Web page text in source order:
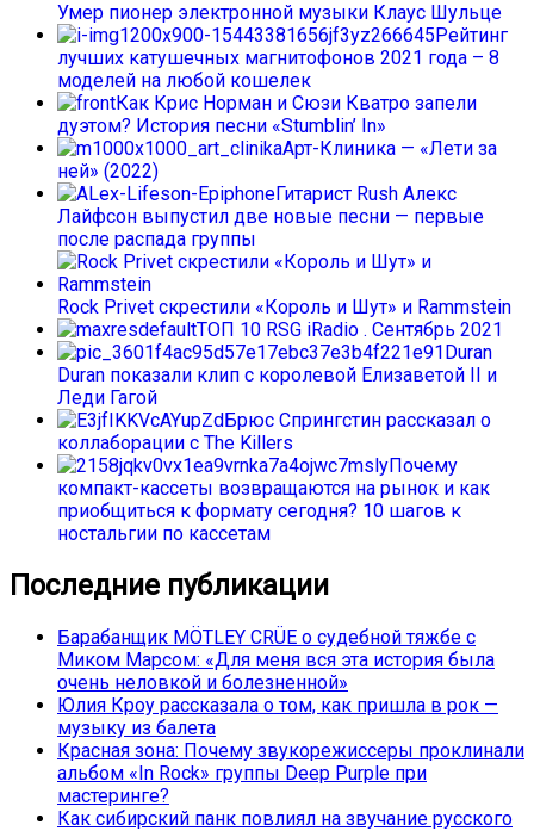
Умер пионер электронной музыки Клаус Шульце
Рейтинг
лучших катушечных магнитофонов 2021 года – 8
моделей на любой кошелек
Как Крис Норман и Сюзи Кватро запели
дуэтом? История песни «Stumblin’ In»
Арт-Клиника — «Лети за
ней» (2022)
Гитарист Rush Алекс
Лайфсон выпустил две новые песни — первые
после распада группы
Rock Privet скрестили «Король и Шут» и Rammstein
ТОП 10 RSG iRadio . Сентябрь 2021
Duran
Duran показали клип с королевой Елизаветой II и
Леди Гагой
Брюс Спрингстин рассказал о
коллаборации с The Killers
Почему
компакт-кассеты возвращаются на рынок и как
приобщиться к формату сегодня? 10 шагов к
ностальгии по кассетам
Последние публикации
Барабанщик MÖTLEY CRÜE о судебной тяжбе с
Миком Марсом: «Для меня вся эта история была
очень неловкой и болезненной»
Юлия Кроу рассказала о том, как пришла в рок —
музыку из балета
Красная зона: Почему звукорежиссеры проклинали
альбом «In Rock» группы Deep Purple при
мастеринге?
Как сибирский панк повлиял на звучание русского